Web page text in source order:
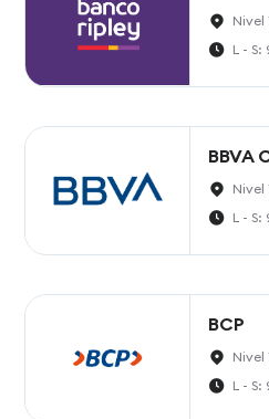
Nivel
L -
BBVA
Nivel
L -
BCP
Nivel
L -